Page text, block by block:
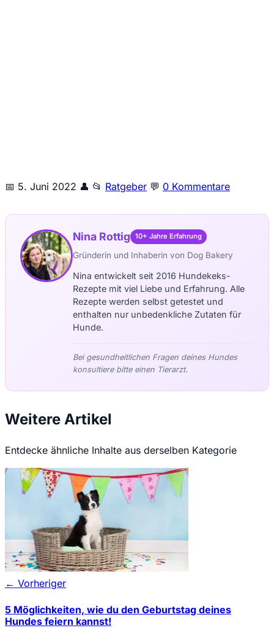
📅 5. Juni 2022 👤 📂 Ratgeber 💬 0 Kommentare
Nina Rottig 10+ Jahre Erfahrung
Gründerin und Inhaberin von Dog Bakery
Nina entwickelt seit 2016 Hundekeks-
Rezepte mit viel Liebe und Erfahrung. Alle
Rezepte werden selbst getestet und
enthalten nur unbedenkliche Zutaten für
Hunde.
Bei gesundheitlichen Fragen deines Hundes
konsultiere bitte einen Tierarzt.
Weitere Artikel
Entdecke ähnliche Inhalte aus derselben Kategorie
← Vorheriger
5 Möglichkeiten, wie du den Geburtstag deines
Hundes feiern kannst!